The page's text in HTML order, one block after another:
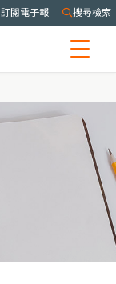
訂閱電子報 搜尋檢索